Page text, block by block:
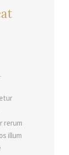
rerum
illum